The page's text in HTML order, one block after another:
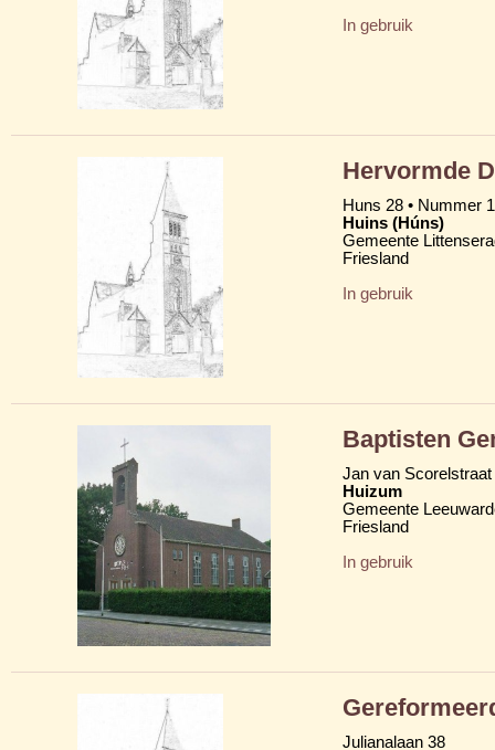
In gebruik
Hervormde
Huns 28 • Nummer 1
Huins (Húns)
Gemeente
Friesland
In gebruik
Baptisten
Jan van Scorelstraat
Huizum
Gemeente
Friesland
In gebruik
Julianalaan 38